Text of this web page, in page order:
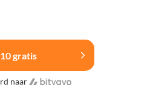
gratis
naar